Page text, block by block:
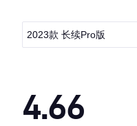
2023款 长续Pro版
4.66